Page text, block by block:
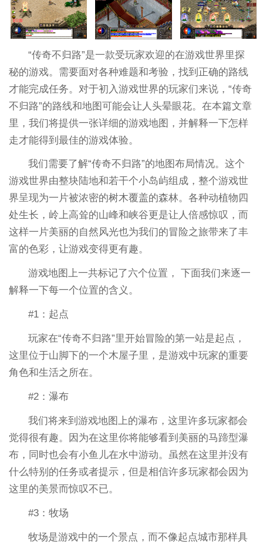
“传奇不归路”是一款受玩家欢迎的在游戏世界里探
秘的游戏。需要面对各种难题和考验，找到正确的路线
才能完成任务。对于初入游戏世界的玩家们来说，“传奇
不归路”的路线和地图可能会让人头晕眼花。在本篇文章
里，我们将提供一张详细的游戏地图，并解释一下怎样
走才能得到最佳的游戏体验。
我们需要了解“传奇不归路”的地图布局情况。这个
游戏世界由整块陆地和若干个小岛屿组成，整个游戏世
界呈现为一片被浓密的树木覆盖的森林。各种动植物四
处生长，岭上高耸的山峰和峡谷更是让人倍感惊叹，而
这样一片美丽的自然风光也为我们的冒险之旅带来了丰
富的色彩，让游戏变得更有趣。
游戏地图上一共标记了六个位置， 下面我们来逐一
解释一下每一个位置的含义。
#1：起点
玩家在“传奇不归路”里开始冒险的第一站是起点，
这里位于山脚下的一个木屋子里，是游戏中玩家的重要
角色和生活之所在。
#2：瀑布
我们将来到游戏地图上的瀑布，这里许多玩家都会
觉得很有趣。因为在这里你将能够看到美丽的马蹄型瀑
布，同时也会有小鱼儿在水中游动。虽然在这里并没有
什么特别的任务或者提示，但是相信许多玩家都会因为
这里的美景而惊叹不已。
#3：牧场
牧场是游戏中的一个景点，而不像起点城市那样具